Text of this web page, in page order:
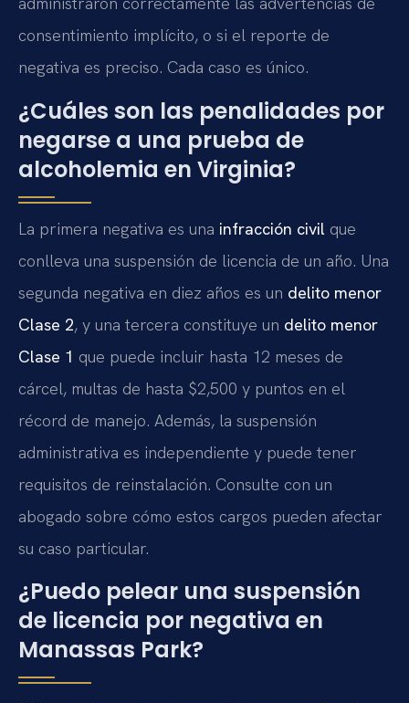
consentimiento implícito, o si el reporte de
negativa es preciso. Cada caso es único.
¿Cuáles son las penalidades por
negarse a una prueba de
alcoholemia en Virginia?
La primera negativa es una infracción civil que
conlleva una suspensión de licencia de un año. Una
segunda negativa en diez años es un delito menor
Clase 2, y una tercera constituye un delito menor
Clase 1 que puede incluir hasta 12 meses de
cárcel, multas de hasta $2,500 y puntos en el
récord de manejo. Además, la suspensión
administrativa es independiente y puede tener
requisitos de reinstalación. Consulte con un
abogado sobre cómo estos cargos pueden afectar
su caso particular.
¿Puedo pelear una suspensión
de licencia por negativa en
Manassas Park?